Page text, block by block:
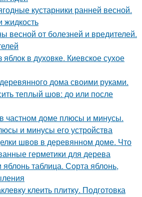
кустарники ранней весной.
жидкость
весной от болезней и вредителей.
в духовке. Киевское сухое
дома своими руками.
теплый шов: до или после
частном доме плюсы и минусы.
и минусы его устройства
швов в деревянном доме. Что
герметики для дерева
таблица. Сорта яблонь,
клеить плитку. Подготовка